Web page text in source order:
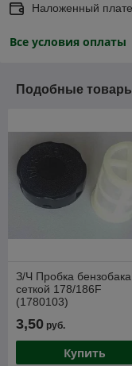
Наложенный
Все условия оплаты
Подобные
З/Ч Пробка
сеткой 178/186F
(1780103)
3,50 руб.
Купить